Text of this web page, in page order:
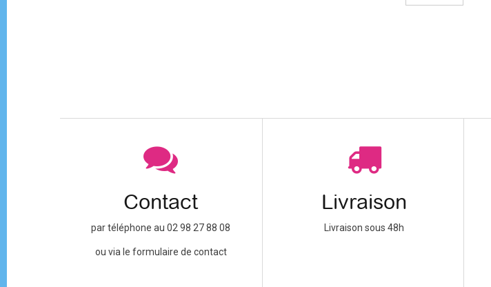
Contact
par téléphone au 02 98 27 88 08
ou via le formulaire de contact
Livraison
Livraison sous 48h